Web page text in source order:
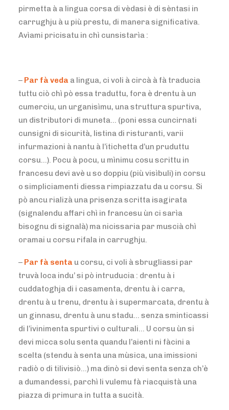
pirmetta à a lingua corsa di vèdasi è di sèntasi in
carrughju à u più prestu, di manera significativa.
Avìami pricisatu in chì cunsistarìa :
– Par fà veda a lingua, ci voli à circà à fà traducia
tuttu ciò chì pò essa traduttu, fora è drentu à un
cumerciu, un urganisìmu, una struttura spurtiva,
un distributori di muneta… (poni essa cuncirnati
cunsigni di sicurità, listina di risturanti, varii
infurmazioni à nantu à l’itichetta d’un pruduttu
corsu…). Pocu à pocu, u mìnimu cosu scrittu in
francesu devi avè u so doppiu (più visìbuli) in corsu
o simpliciamenti diessa rimpiazzatu da u corsu. Si
pò ancu rializà una prisenza scritta isagirata
(signalendu affari chì in francesu ùn ci sarìa
bisognu di signalà) ma nicissaria par muscià chì
oramai u corsu rifala in carrughju.
– Par fà senta u corsu, ci voli à sbrugliassi par
truvà loca indu’ si pò intruducia : drentu à i
cuddatoghja di i casamenta, drentu à i carra,
drentu à u trenu, drentu à i supermarcata, drentu à
un ginnasu, drentu à unu stadu… senza sminticassi
di l’ivinimenta spurtivi o culturali… U corsu ùn si
devi micca solu senta quandu l’aienti ni fàcini a
scelta (stendu à senta una mùsica, una imissioni
radiò o di tilivisiò…) ma dinò si devi senta senza ch’è
a dumandessi, parchì li vulemu fà riacquistà una
piazza di primura in tutta a sucità.